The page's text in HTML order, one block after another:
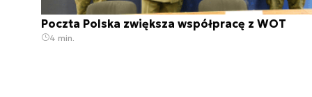
Poczta Polska zwiększa współpracę z WOT
4 min.